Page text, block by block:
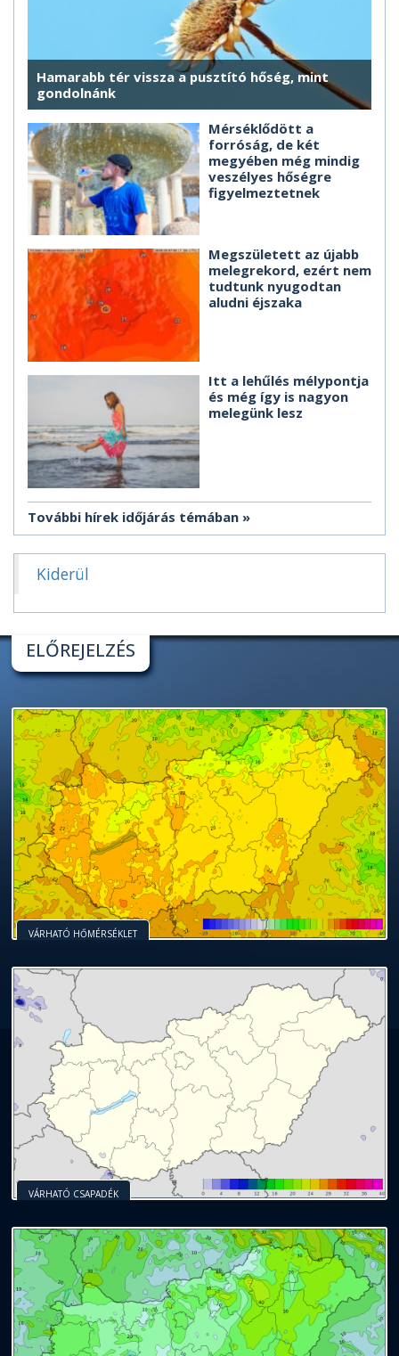
Hamarabb tér vissza a pusztító hőség, mint
gondolnánk
Mérséklődött a
forróság, de két
megyében még mindig
veszélyes hőségre
figyelmeztetnek
Megszületett az újabb
melegrekord, ezért nem
tudtunk nyugodtan
aludni éjszaka
Itt a lehűlés mélypontja
és még így is nagyon
melegünk lesz
További hírek időjárás témában
Kiderül
ELŐREJELZÉS
VÁRHATÓ HŐMÉRSÉKLET
VÁRHATÓ CSAPADÉK